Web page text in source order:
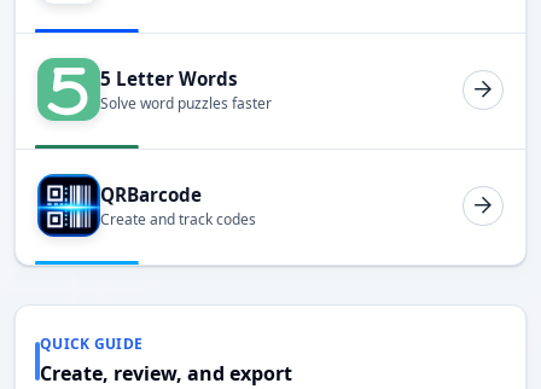
5 Letter Words
Solve word puzzles faster
QRBarcode
Create and track codes
QUICK GUIDE
Create, review, and export